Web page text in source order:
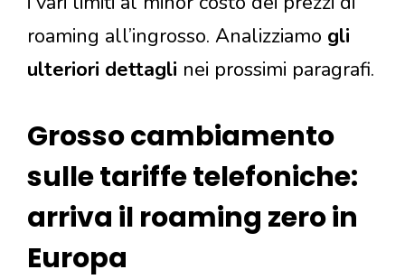
roaming all’ingrosso. Analizziamo gli
ulteriori dettagli nei prossimi paragrafi.
Grosso cambiamento
sulle tariffe telefoniche:
arriva il roaming zero in
Europa